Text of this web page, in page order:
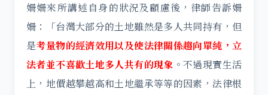
姍姍來所講述自身的狀況及顧慮後，律師告訴姍
姍：「台灣大部分的土地雖然是多人共同持有，但
是考量物的經濟效用以及使法律關係趨向單純，立
法者並不喜歡土地多人共有的現象 。不過現實生活
上，地價越攀越高和土地繼承等等的因素，法律根